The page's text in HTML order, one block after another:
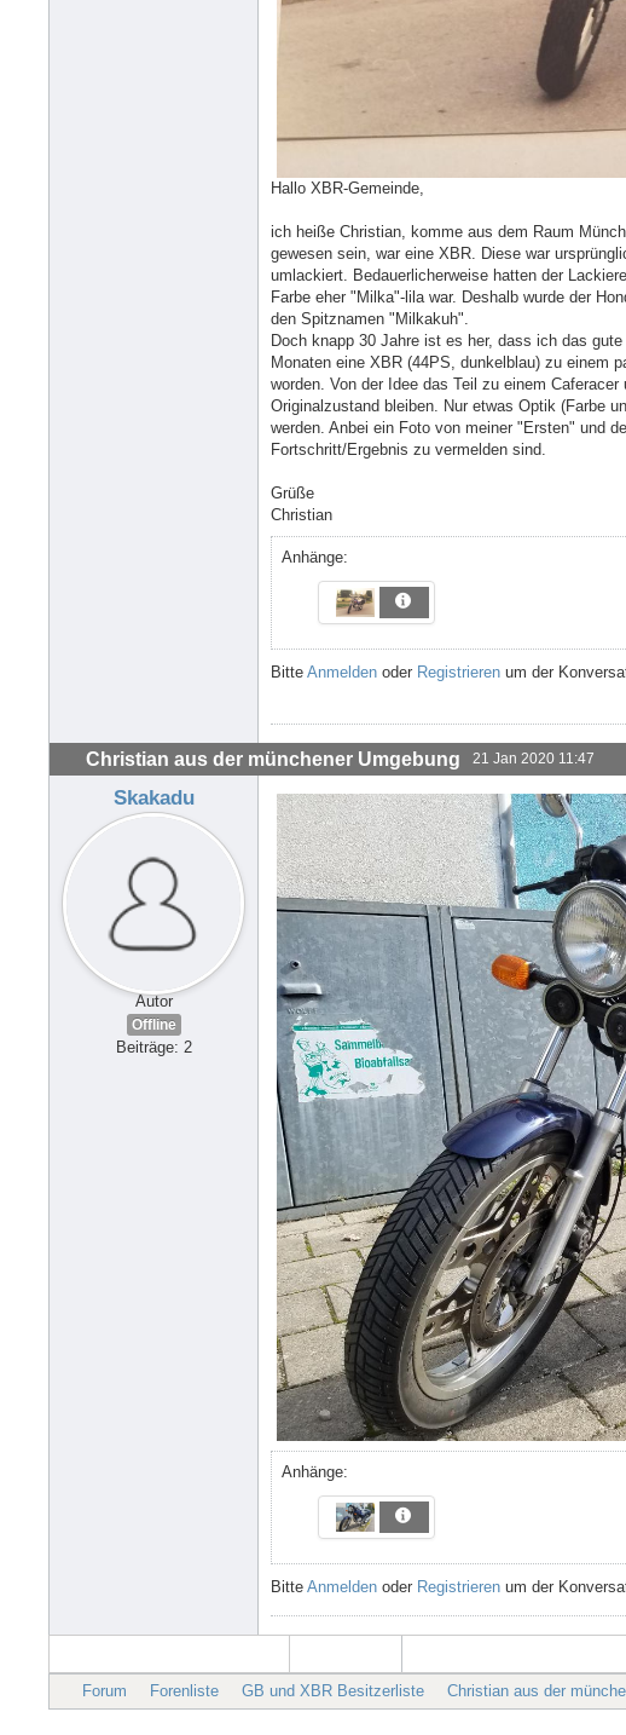
Hallo XBR-Gemeinde,
ich heiße Christian, komme aus dem Raum
gewesen sein, war eine XBR. Diese war
umlackiert. Bedauerlicherweise hatten der
Farbe eher "Milka"-lila war. Deshalb wurde der
den Spitznamen "Milkakuh".
Doch knapp 30 Jahre ist es her, dass ich das
Monaten eine XBR (44PS, dunkelblau) zu einem
worden. Von der Idee das Teil zu einem
Originalzustand bleiben. Nur etwas Optik (Farbe
werden. Anbei ein Foto von meiner "Ersten" und
Fortschritt/Ergebnis zu vermelden sind.
Grüße
Christian
Anhänge:
Bitte Anmelden oder Registrieren um der
Christian aus der münchener Umgebung 21 Jan 2020 11:47
Skakadu
Autor
Offline
Beiträge: 2
Anhänge:
Bitte Anmelden oder Registrieren um der
Forum Forenliste GB und XBR Besitzerliste Christian aus der